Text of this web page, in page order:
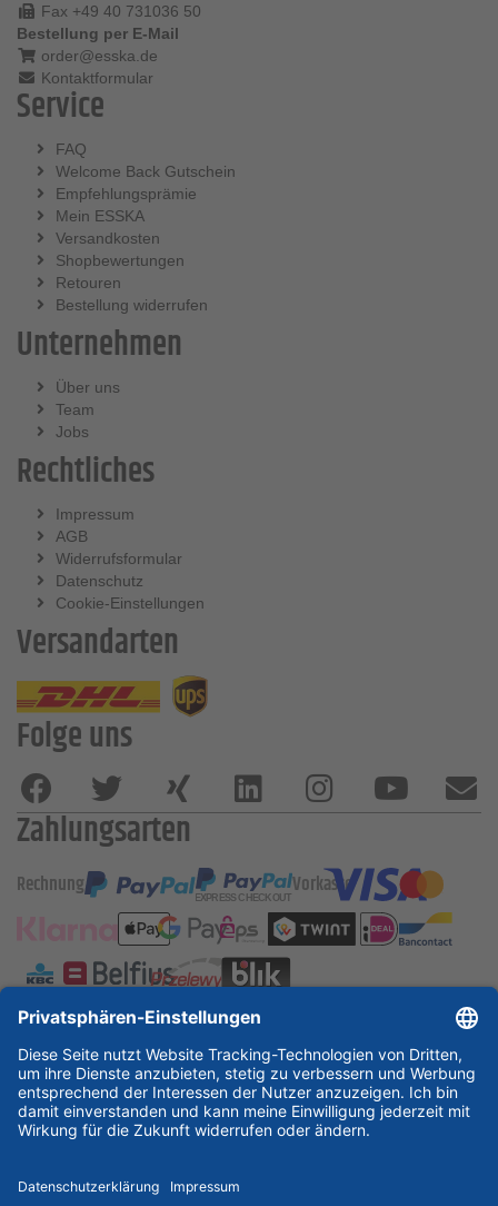
Fax +49 40 731036 50
Bestellung per E-Mail
order@esska.de
Kontaktformular
Service
FAQ
Welcome Back Gutschein
Empfehlungsprämie
Mein ESSKA
Versandkosten
Shopbewertungen
Retouren
Bestellung widerrufen
Unternehmen
Über uns
Team
Jobs
Rechtliches
Impressum
AGB
Widerrufsformular
Datenschutz
Cookie-Einstellungen
Versandarten
Folge uns
Zahlungsarten
Rechnung Vorkasse
ESSKA International
new
new new